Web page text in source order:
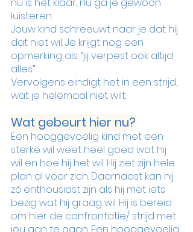
luisteren.
Jouw kind schreeuwt naar je dat hij
dat niet wil. Je krijgt nog een
opmerking als: “jij verpest ook altijd
alles”.
Vervolgens eindigt het in een strijd,
wat je helemaal niet wilt.
Wat gebeurt hier nu?
Een hooggevoelig kind met een
sterke wil weet heel goed wat hij
wil en hoe hij het wil. Hij ziet zijn hele
plan al voor zich. Daarnaast kan hij
zó enthousiast zijn als hij met iets
bezig wat hij graag wil. Hij is bereid
om hier de confrontatie/ strijd met